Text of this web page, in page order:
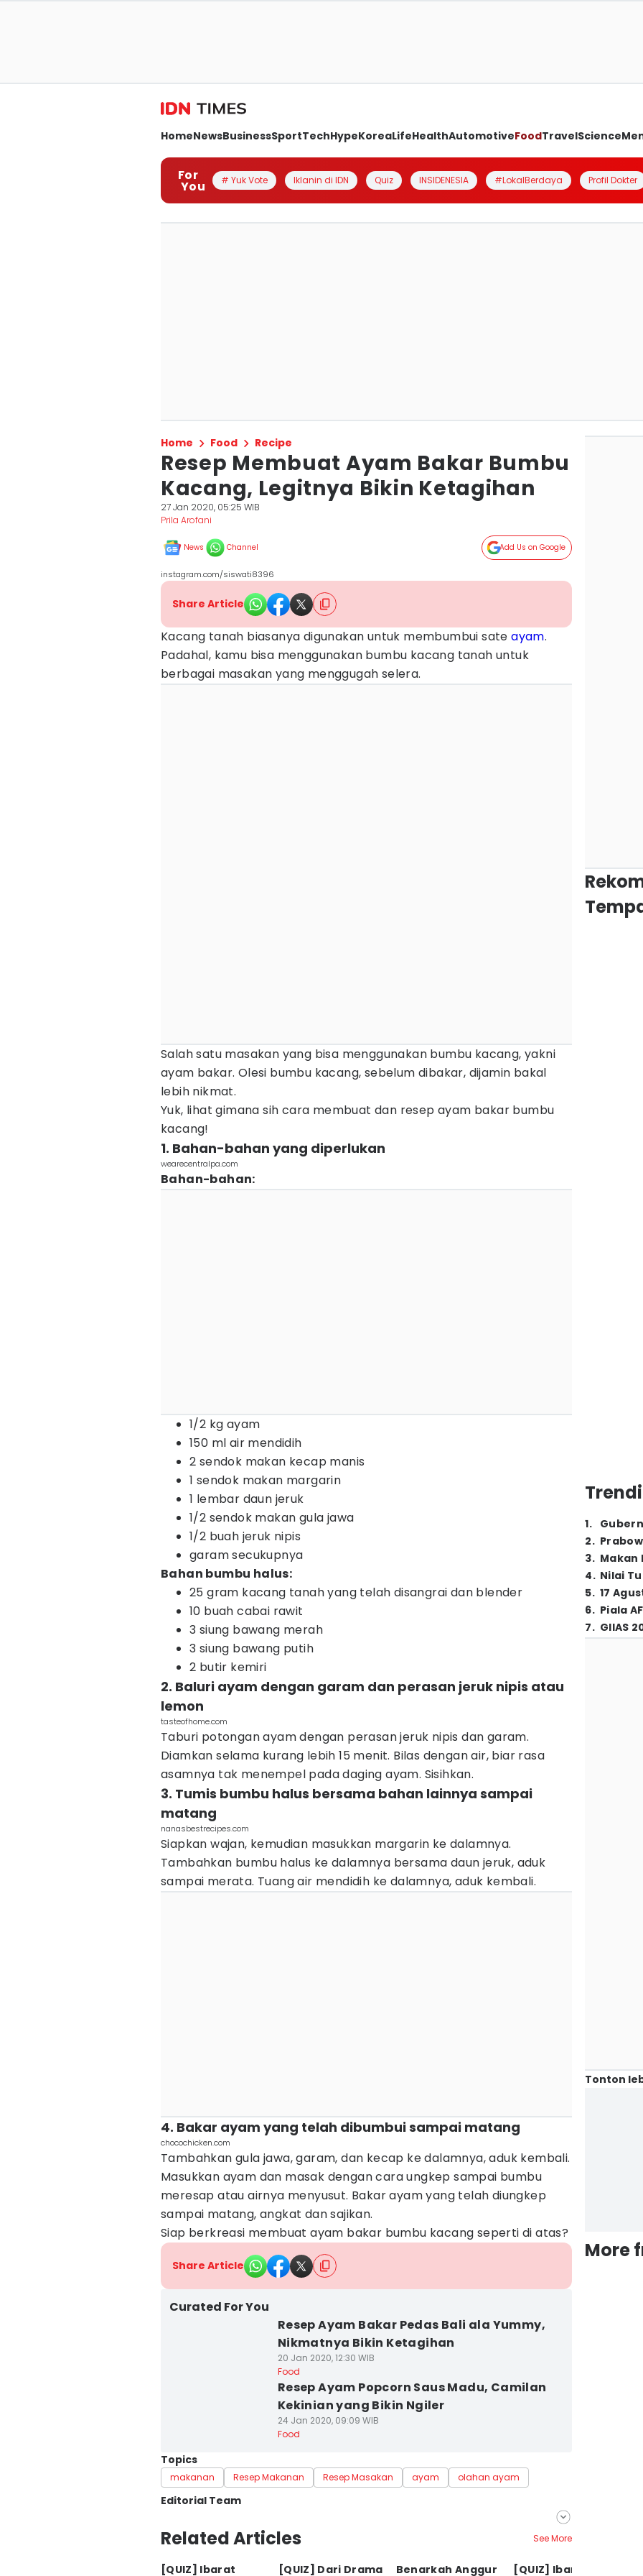
HomeNewsBusinessSportTechHypeKoreaLifeHealthAutomotiveFoodTravelScience
For
You # Yuk Vote Iklanin di IDN Quiz INSIDENESIA #LokalBerdaya Profil Dokter
Home Food Recipe
Resep Membuat Ayam Bakar Bumbu
Kacang, Legitnya Bikin Ketagihan
27 Jan 2020, 05:25 WIB
Prila Arofani
News Channel Add Us on Google
instagram.com/siswati8396
Share Article
Kacang tanah biasanya digunakan untuk membumbui sateayam.
Padahal, kamu bisa menggunakan bumbu kacang tanah untuk
berbagai masakan yang menggugah selera.
Salah satu masakan yang bisa menggunakan bumbu kacang, yakni
ayam bakar. Olesi bumbu kacang, sebelum dibakar, dijamin bakal
lebih nikmat.
Yuk, lihat gimana sih cara membuat dan resep ayam bakar bumbu
kacang!
1. Bahan-bahan yang diperlukan
wearecentralpa.com
Bahan-bahan:
1/2 kg ayam
150 ml air mendidih
2 sendok makan kecap manis
1 sendok makan margarin
1 lembar daun jeruk
1/2 sendok makan gula jawa
1/2 buah jeruk nipis
garam secukupnya
Bahan bumbu halus:
25 gram kacang tanah yang telah disangrai dan blender
10 buah cabai rawit
3 siung bawang merah
3 siung bawang putih
2 butir kemiri
2. Baluri ayam dengan garam dan perasan jeruk nipis atau
lemon
tasteofhome.com
Taburi potongan ayam dengan perasan jeruk nipis dan garam.
Diamkan selama kurang lebih 15 menit. Bilas dengan air, biar rasa
asamnya tak menempel pada daging ayam. Sisihkan.
3. Tumis bumbu halus bersama bahan lainnya sampai
matang
nanasbestrecipes.com
Siapkan wajan, kemudian masukkan margarin ke dalamnya.
Tambahkan bumbu halus ke dalamnya bersama daun jeruk, aduk
sampai merata. Tuang air mendidih ke dalamnya, aduk kembali.
4. Bakar ayam yang telah dibumbui sampai matang
chocochicken.com
Tambahkan gula jawa, garam, dan kecap ke dalamnya, aduk kembali.
Masukkan ayam dan masak dengan cara ungkep sampai bumbu
meresap atau airnya menyusut. Bakar ayam yang telah diungkep
sampai matang, angkat dan sajikan.
Siap berkreasi membuat ayam bakar bumbu kacang seperti di atas?
Share Article
Curated For You
Resep Ayam Bakar Pedas Bali ala Yummy,
Nikmatnya Bikin Ketagihan
20 Jan 2020, 12:30 WIB
Food
Resep Ayam Popcorn Saus Madu, Camilan
Kekinian yang Bikin Ngiler
24 Jan 2020, 09:09 WIB
Food
Topics
makanan Resep Makanan Resep Masakan ayam olahan ayam
Editorial Team
Editor
Prila Arofani
Related Articles See More
[QUIZ] Ibarat [QUIZ] Dari Drama Benarkah Anggur [QUIZ] Ibarat
1.
2.
3. Makan
4. Nilai
5. 17
6. Piala
7. GIIAS
Tonton
More